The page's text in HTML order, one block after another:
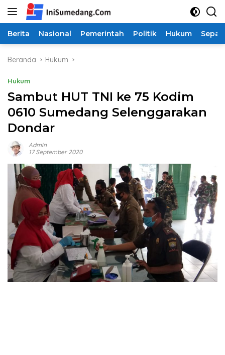
Langsung
Berita Nasional Pemerintah Politik Hukum
Beranda Hukum
Hukum
Sambut HUT TNI ke 75 Kodim
0610 Sumedang Selenggarakan
Dondar
Admin
17 September 2020